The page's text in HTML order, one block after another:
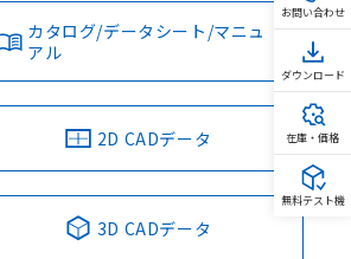
カタログ/データシート/マニュ
アル
2D CADデータ
3D CADデータ
お問い合わせ
ダウンロード
在庫・価格
無料テスト機